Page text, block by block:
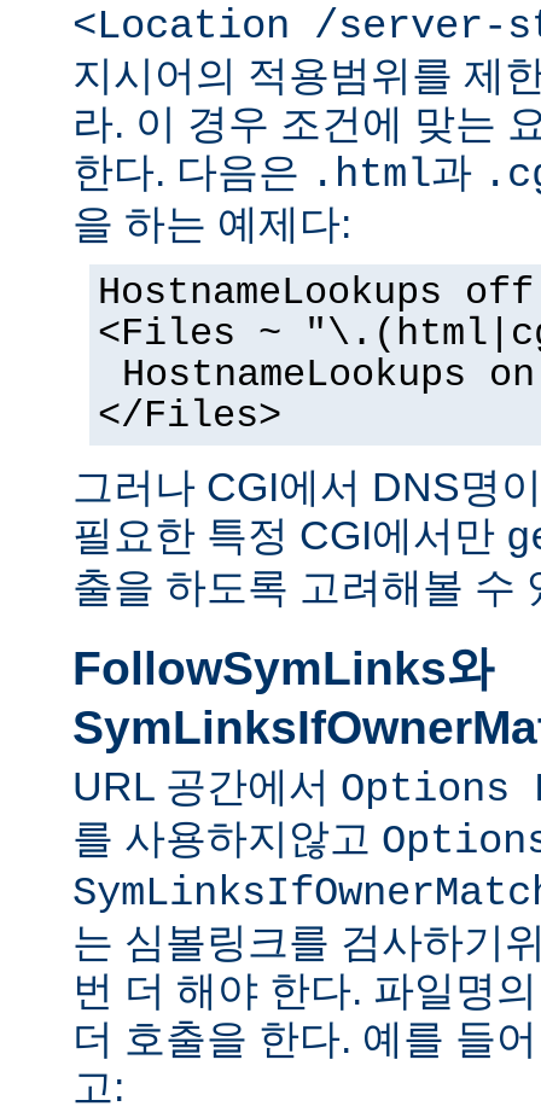
<Location /server-
지시어의 적용범위를 제
라. 이 경우 조건에 맞는
한다. 다음은 .html과
을 하는 예제다:
HostnameLookups off
<Files ~
HostnameLookups on
</Files>
그러나 CGI에서 DNS명
필요한 특정 CGI에서만
출을 하도록 고려해볼 수
FollowSymLinks와
URL 공간에서 Options
를 사용하지않고
는 심볼링크를 검사하기
번 더 해야 한다. 파일명
더 호출을 한다. 예를 들
고: